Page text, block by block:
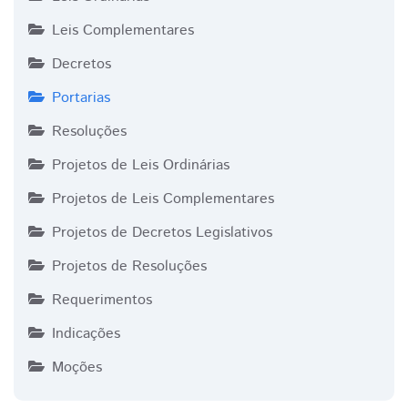
Leis Complementares
Decretos
Portarias
Resoluções
Projetos de Leis Ordinárias
Projetos de Leis Complementares
Projetos de Decretos Legislativos
Projetos de Resoluções
Requerimentos
Indicações
Moções